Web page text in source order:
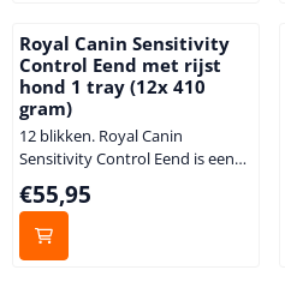
waarin een geselecteerde eiwit-
en koolhydraatbron (kip
respectievelijk tapioca) worden
gebruikt, dat de kans op huid-of
maagdarmreacties m...
Royal Canin Sensitivity
Control Eend met rijst
hond 1 tray (12x 410
gram)
12 blikken. Royal Canin
Sensitivity Control Eend is een
zeer goed verteerbare voeding,
samengesteld ter ondersteuning
van de behandeling bij
voedselallergie of
Prijs: 55,95
€55,95